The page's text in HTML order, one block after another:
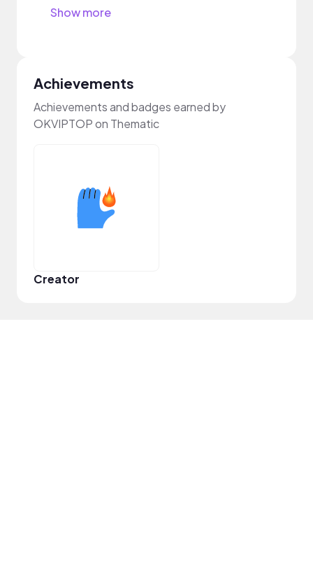
Show more
Achievements
Achievements and badges earned by
OKVIPTOP on Thematic
Creator